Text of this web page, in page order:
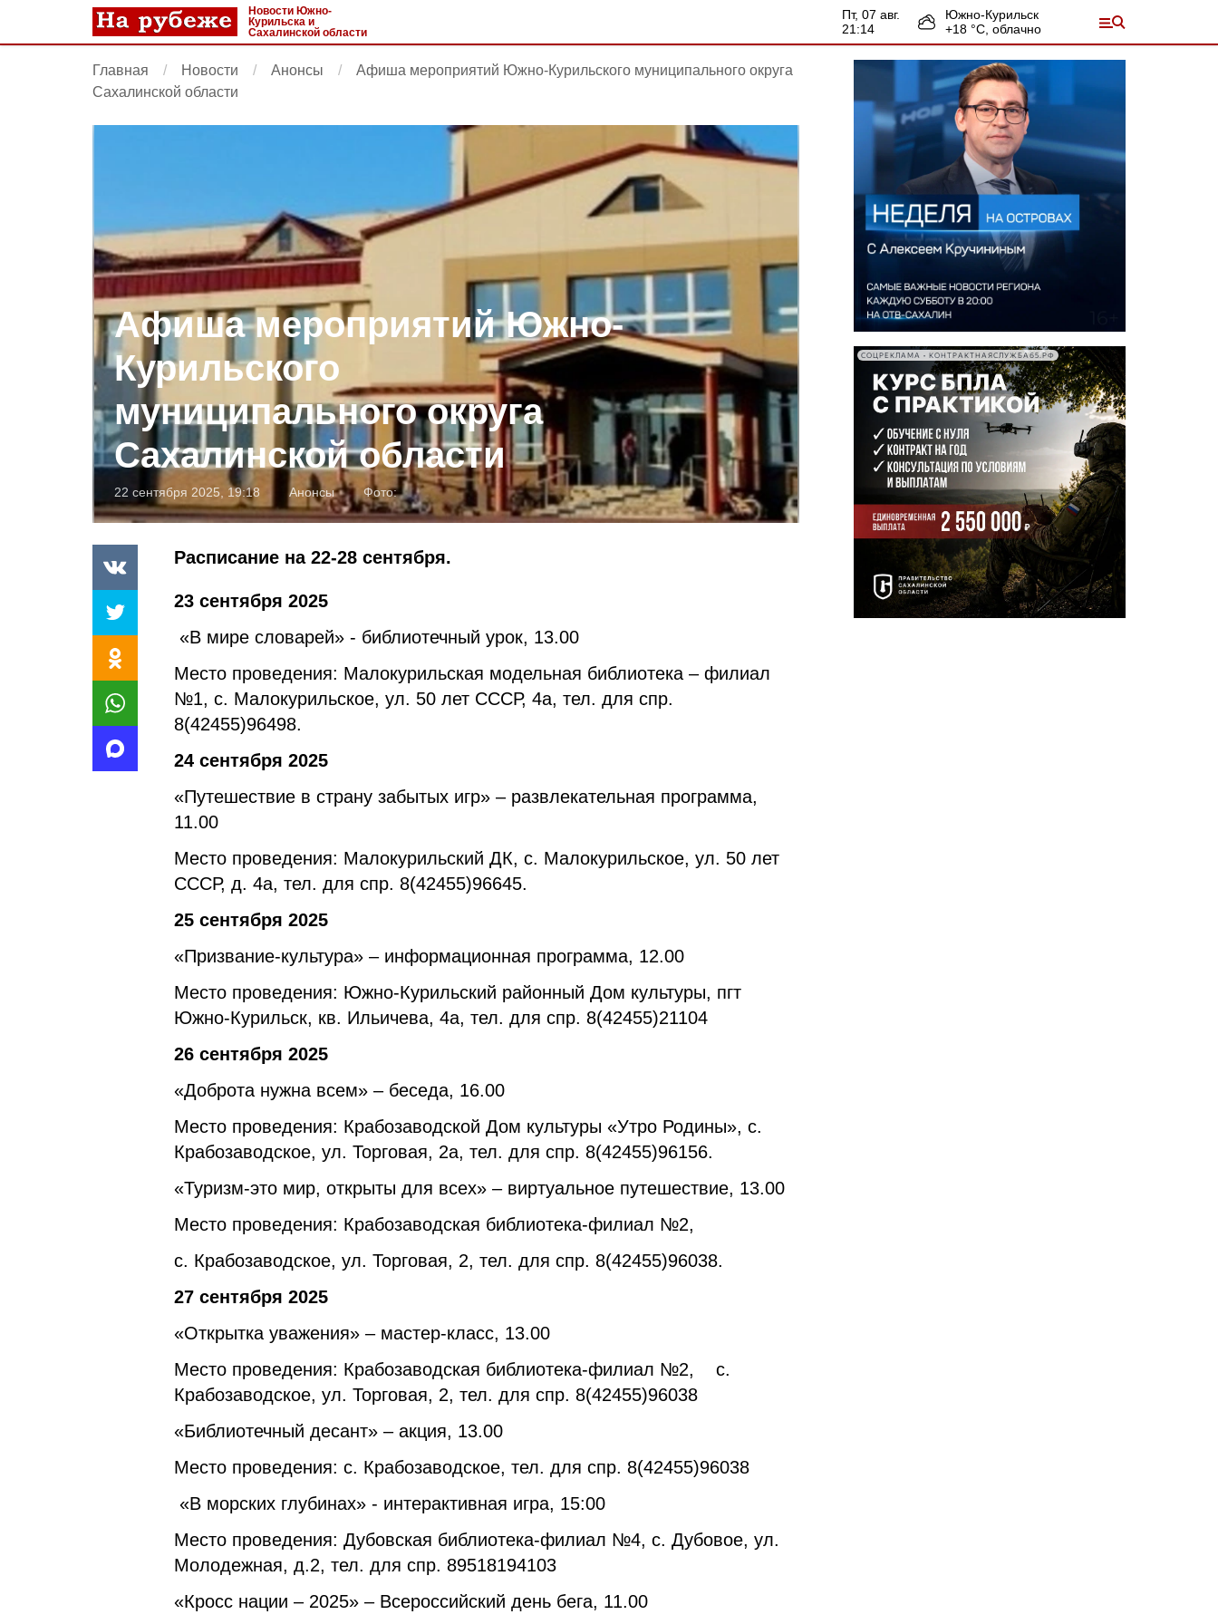
Новости Южно-
Курильска и
Сахалинской области
пт, 07 авг.
21:14
Южно-Курильск
+18 °С, облачно
Главная Новости Анонсы
Афиша мероприятий Южно-Курильского муниципального округа
Сахалинской области
Афиша мероприятий Южно-
Курильского
муниципального округа
Сахалинской области
22 сентября 2025, 19:18 Анонсы Фото:
Расписание на 22-28 сентября.
23 сентября 2025
«В мире словарей» - библиотечный урок, 13.00
Место проведения: Малокурильская модельная библиотека – филиал
№1, с. Малокурильское, ул. 50 лет СССР, 4а, тел. для спр.
8(42455)96498.
24 сентября 2025
«Путешествие в страну забытых игр» – развлекательная программа,
11.00
Место проведения: Малокурильский ДК, с. Малокурильское, ул. 50 лет
СССР, д. 4а, тел. для спр. 8(42455)96645.
25 сентября 2025
«Призвание-культура» – информационная программа, 12.00
Место проведения: Южно-Курильский районный Дом культуры, пгт
Южно-Курильск, кв. Ильичева, 4а, тел. для спр. 8(42455)21104
26 сентября 2025
«Доброта нужна всем» – беседа, 16.00
Место проведения: Крабозаводской Дом культуры «Утро Родины», с.
Крабозаводское, ул. Торговая, 2а, тел. для спр. 8(42455)96156.
«Туризм-это мир, открыты для всех» – виртуальное путешествие, 13.00
Место проведения: Крабозаводская библиотека-филиал №2,
с. Крабозаводское, ул. Торговая, 2, тел. для спр. 8(42455)96038.
27 сентября 2025
«Открытка уважения» – мастер-класс, 13.00
Место проведения: Крабозаводская библиотека-филиал №2, с.
Крабозаводское, ул. Торговая, 2, тел. для спр. 8(42455)96038
«Библиотечный десант» – акция, 13.00
Место проведения: с. Крабозаводское, тел. для спр. 8(42455)96038
«В морских глубинах» - интерактивная игра, 15:00
Место проведения: Дубовская библиотека-филиал №4, с. Дубовое, ул.
Молодежная, д.2, тел. для спр. 89518194103
«Кросс нации – 2025» – Всероссийский день бега, 11.00
СОЦРЕКЛАМА • КОНТРАКТНАЯСЛУЖБА65.РФ